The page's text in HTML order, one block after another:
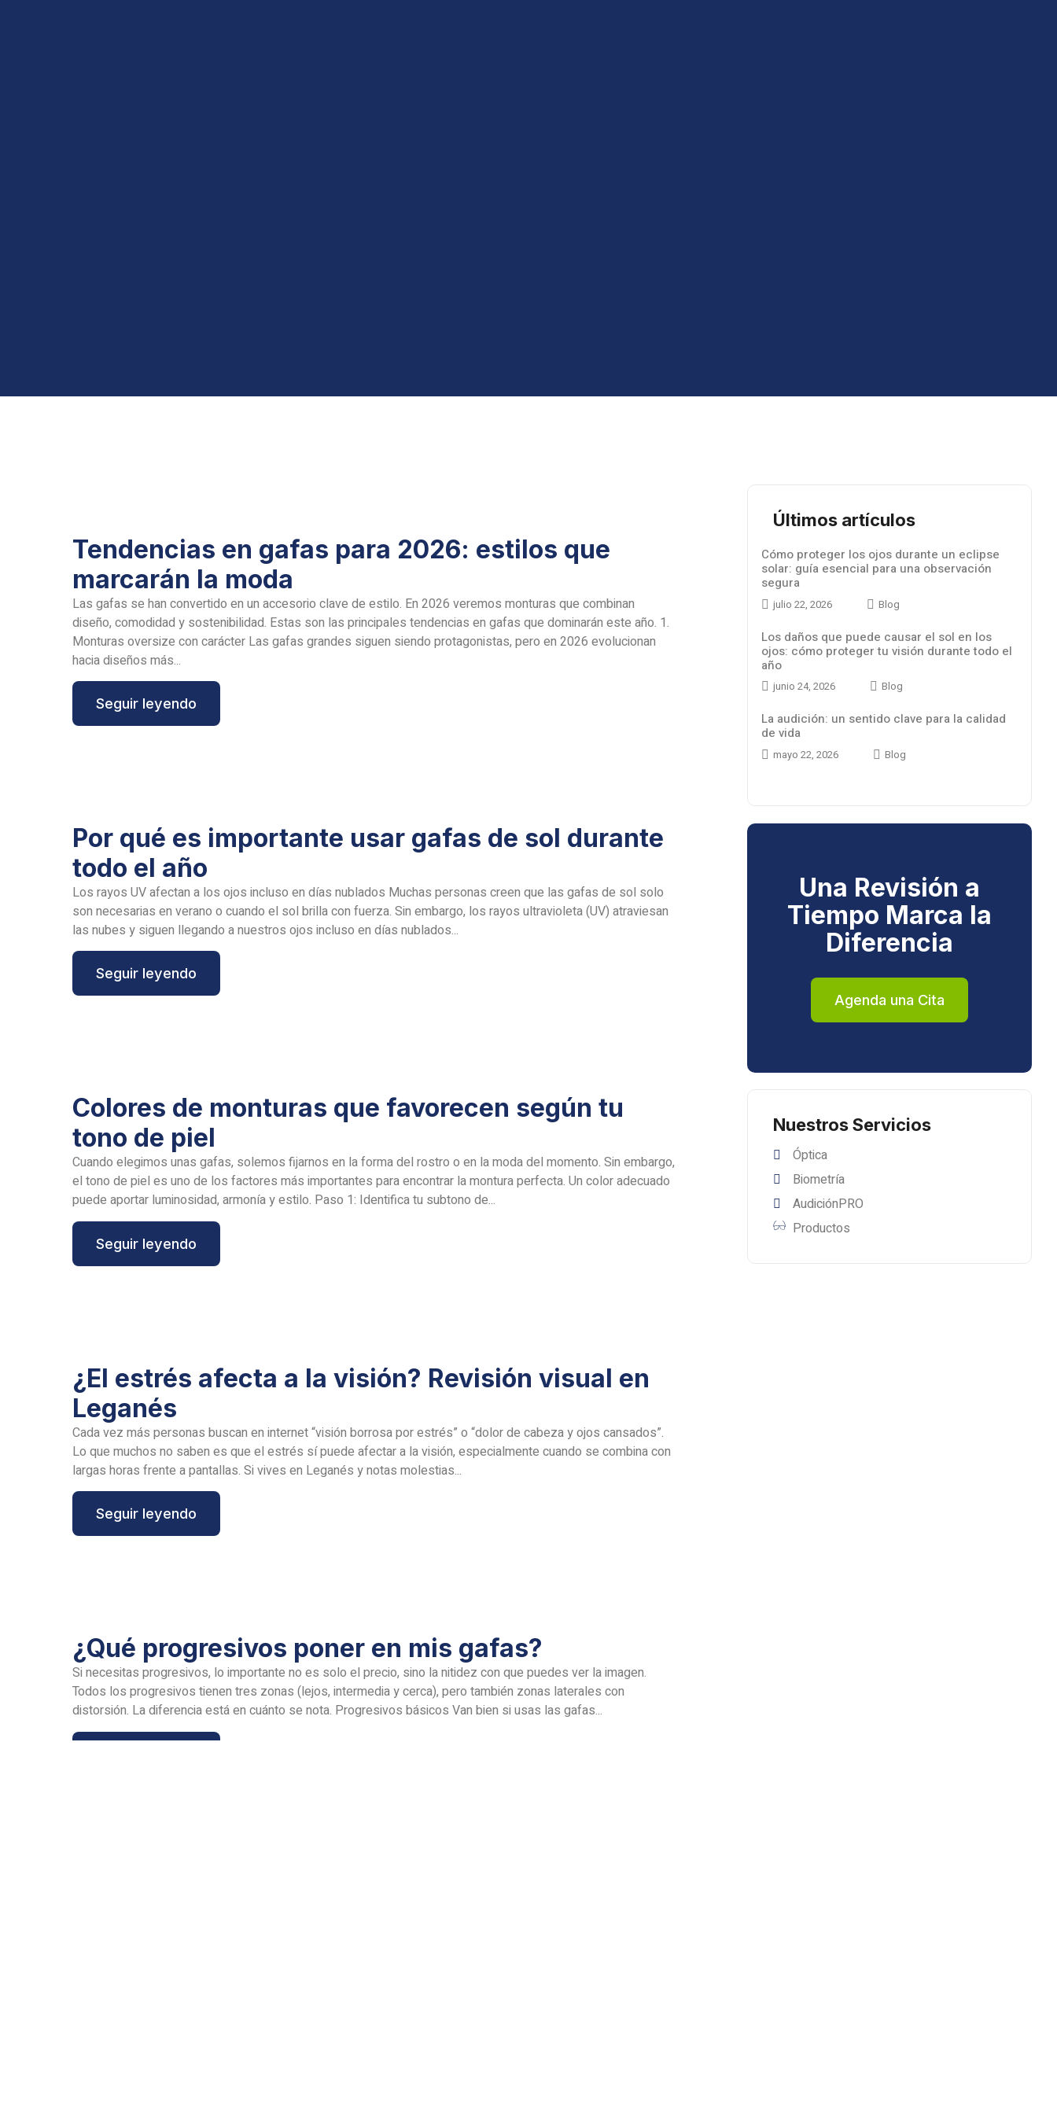
Tendencias en gafas para 2026: estilos que
marcarán la moda
Las gafas se han convertido en un accesorio clave de estilo. En 2026 veremos monturas que combinan
diseño, comodidad y sostenibilidad. Estas son las principales tendencias en gafas que dominarán este año. 1.
Monturas oversize con carácter Las gafas grandes siguen siendo protagonistas, pero en 2026 evolucionan
hacia diseños más...
Seguir leyendo
Por qué es importante usar gafas de sol durante
todo el año
Los rayos UV afectan a los ojos incluso en días nublados Muchas personas creen que las gafas de sol solo
son necesarias en verano o cuando el sol brilla con fuerza. Sin embargo, los rayos ultravioleta (UV) atraviesan
las nubes y siguen llegando a nuestros ojos incluso en días nublados...
Seguir leyendo
Colores de monturas que favorecen según tu
tono de piel
Cuando elegimos unas gafas, solemos fijarnos en la forma del rostro o en la moda del momento. Sin embargo,
el tono de piel es uno de los factores más importantes para encontrar la montura perfecta. Un color adecuado
puede aportar luminosidad, armonía y estilo. Paso 1: Identifica tu subtono de...
Seguir leyendo
¿El estrés afecta a la visión? Revisión visual en
Leganés
Cada vez más personas buscan en internet “visión borrosa por estrés” o “dolor de cabeza y ojos cansados”.
Lo que muchos no saben es que el estrés sí puede afectar a la visión, especialmente cuando se combina con
largas horas frente a pantallas. Si vives en Leganés y notas molestias...
Seguir leyendo
¿Qué progresivos poner en mis gafas?
Si necesitas progresivos, lo importante no es solo el precio, sino la nitidez con que puedes ver la imagen.
Todos los progresivos tienen tres zonas (lejos, intermedia y cerca), pero también zonas laterales con
distorsión. La diferencia está en cuánto se nota. Progresivos básicos Van bien si usas las gafas...
Últimos artículos
Cómo proteger los ojos durante un eclipse
solar: guía esencial para una observación
segura
julio 22, 2026 Blog
Los daños que puede causar el sol en los
ojos: cómo proteger tu visión durante todo el
año
junio 24, 2026 Blog
La audición: un sentido clave para la calidad
de vida
mayo 22, 2026 Blog
Una Revisión a
Tiempo Marca la
Diferencia
Agenda una Cita
Nuestros Servicios
Óptica
Biometría
AudiciónPRO
Productos